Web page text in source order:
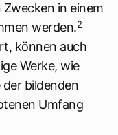
in einem
werden.2
können auch
Werke, wie
der bildenden
Umfang